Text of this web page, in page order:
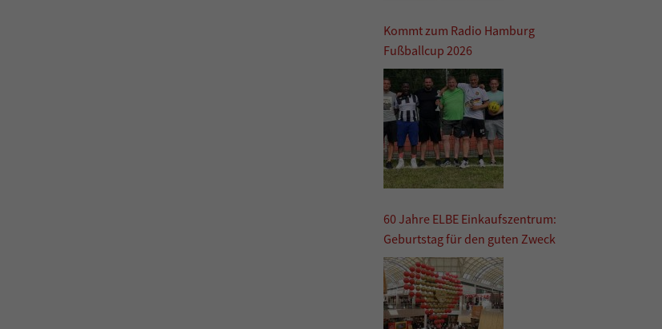
Kommt zum Radio Hamburg
Fußballcup 2026
60 Jahre ELBE Einkaufszentrum:
Geburtstag für den guten Zweck